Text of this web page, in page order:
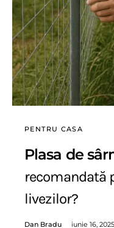
PENTRU CASA
Plasa de
recomandată
livezilor?
Dan Bradu iunie 16, 2025